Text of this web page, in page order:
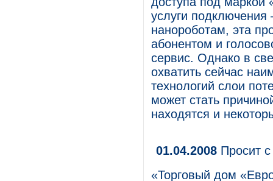
услуги
нанороботам, эта
абонентом и
сервис. Однако в
охватить сейчас
технологий слои
может стать
находятся и
01.04.2008 Просит
«Торговый дом